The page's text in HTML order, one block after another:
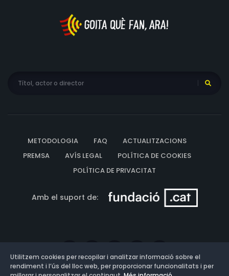
METODOLOGIA FAQ
ACTUALITZACIONS
PREMSA
AVÍS LEGAL
POLÍTICA DE COOKIES
POLÍTICA DE PRIVACITAT
Amb el suport de:
Utilitzem cookies per recopilar i analitzar informació sobre el
rendiment i l’ús del lloc web, per proporcionar funcionalitats i per